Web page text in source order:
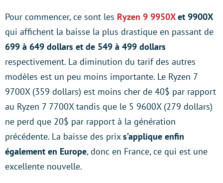
Pour commencer, ce sont les Ryzen 9 9950Xet 9900X
qui affichent la baisse la plus drastique en passant de
699 à 649 dollars et de 549 à 499 dollars
respectivement. La diminution du tarif des autres
modèles est un peu moins importante. Le Ryzen 7
9700X (359 dollars) est moins cher de 40$ par rapport
au Ryzen 7 7700X tandis que le 5 9600X (279 dollars)
ne perd que 20$ par rapport à la génération
précédente. La baisse des prixs’applique enfin
également en Europe, donc en France, ce qui est une
excellente nouvelle.